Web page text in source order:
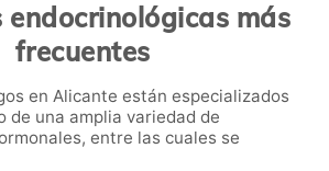
endocrinológicas más
frecuentes
en Alicante están especializados
de una amplia variedad de
entre las cuales se